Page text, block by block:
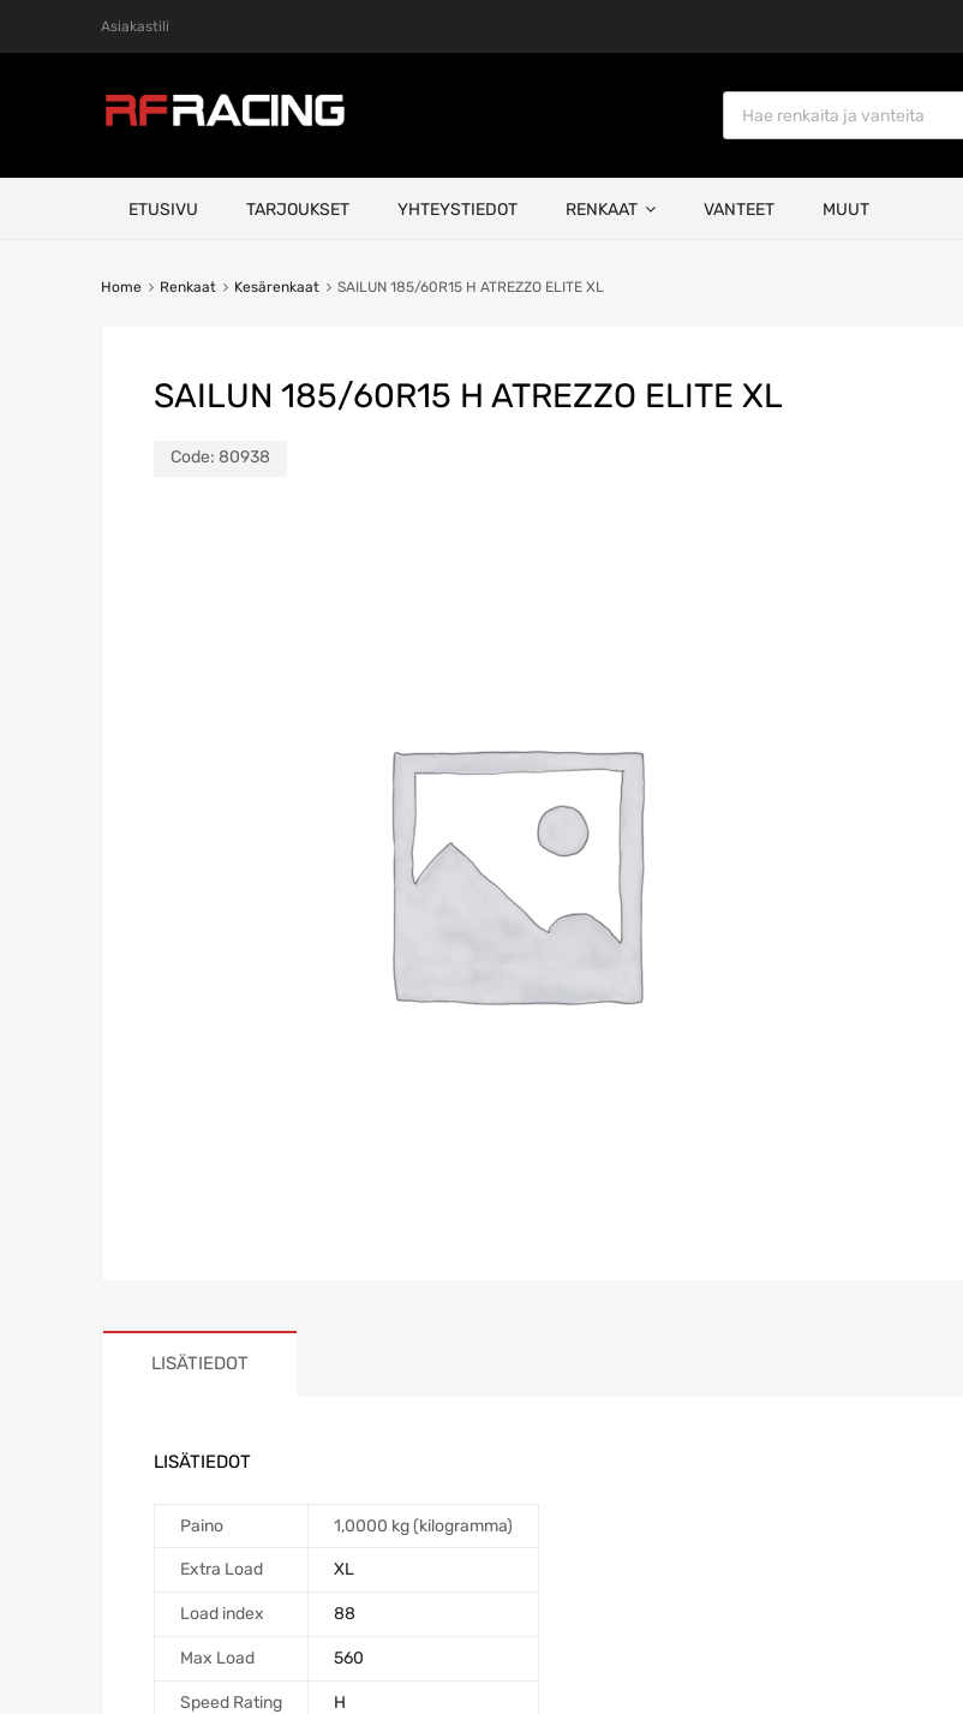
Asiakastili
Products search
ETUSIVU TARJOUKSET YHTEYSTIEDOT RENKAAT VANTEET MUUT
Home Renkaat Kesärenkaat SAILUN 185/60R15 H ATREZZO ELITE XL
SAILUN 185/60R15 H ATREZZO ELITE XL
Code: 80938
LISÄTIEDOT
LISÄTIEDOT
Paino 1,0000 kg (kilogramma)
Extra Load XL
Load index 88
Max Load 560
Speed Rating H